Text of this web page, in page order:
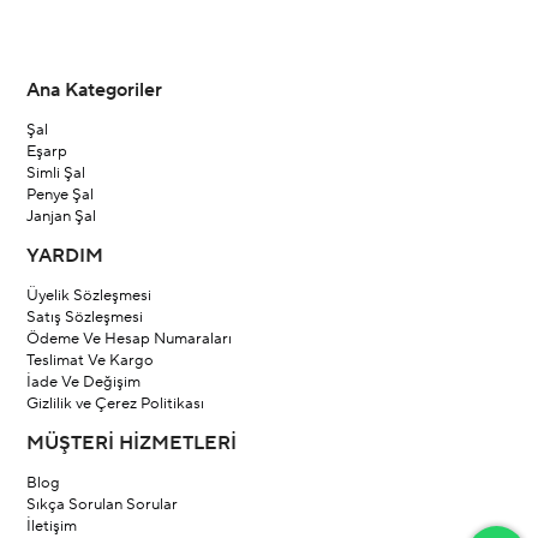
Ana Kategoriler
Şal
Eşarp
Simli Şal
Penye Şal
Janjan Şal
YARDIM
Üyelik Sözleşmesi
Satış Sözleşmesi
Ödeme Ve Hesap Numaraları
Teslimat Ve Kargo
İade Ve Değişim
Gizlilik ve Çerez Politikası
MÜŞTERİ HİZMETLERİ
Blog
Sıkça Sorulan Sorular
İletişim